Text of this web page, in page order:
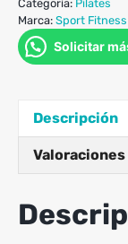
Categoría: Pilates
Marca: Sport Fitness
Solicitar
Descripción
Valoraciones